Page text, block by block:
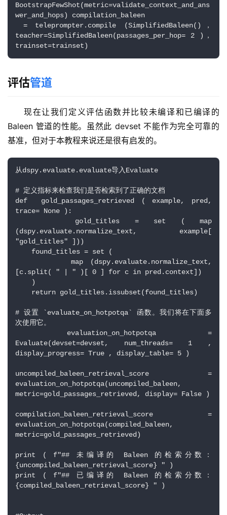
BootstrapFewShot(metric=validate_context_and_ans
wer_and_hops) compilation_baleen
teacher=SimplifiedBaleen(passages_per_hop= 2 )，
trainset=trainset)
评估管道
现在让我们定义评估函数并比较未编译和已编译的
Baleen 管道的性能。虽然此 devset 不能作为完全可靠的
基准，但对于本教程来说还是很有启发的。
从dspy.evaluate.evaluate导入Evaluate
# 定义指标来检查我们是否检索到了正确的文档
def  gold_passages_retrieved ( example, pred,
trace= None ):
(dspy.evaluate.normalize_text, example[
"gold_titles" ]))
    found_titles = set (
        map (dspy.evaluate.normalize_text,
[c.split( " | " )[ 0 ] for c in pred.context])
    )
    return gold_titles.issubset(found_titles)
# 设置 `evaluate_on_hotpotqa` 函数。我们将在下面多
次使用它。
Evaluate(devset=devset, num_threads= 1 ,
display_progress= True , display_table= 5 )
uncompiled_baleen_retrieval_score =
evaluation_on_hotpotqa(uncompiled_baleen,
compilation_baleen_retrieval_score =
evaluation_on_hotpotqa(compiled_baleen,
metric=gold_passages_retrieved)
print ( f"## 未编译的 Baleen 的检索分数：
{uncompiled_baleen_retrieval_score} " )
print ( f"## 已编译的 Baleen 的检索分数：
{compiled_baleen_retrieval_score} " )